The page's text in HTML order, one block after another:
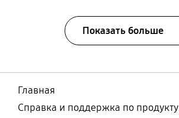
Показать больше
Главная
Справка и поддержка по продукту